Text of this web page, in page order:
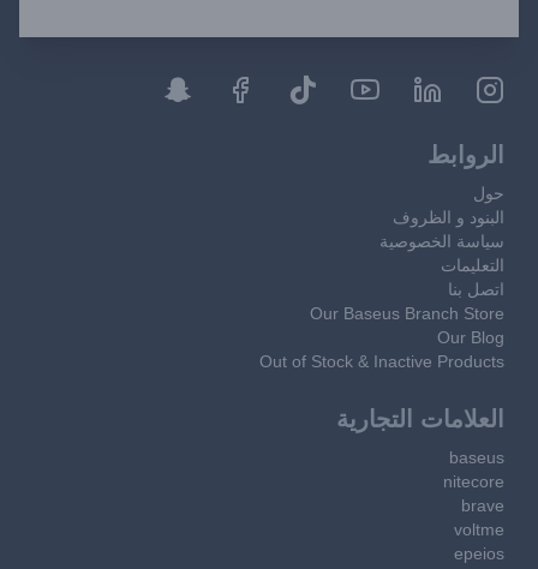
الروابط
حول
البنود و الظروف
سياسة الخصوصية
التعليمات
اتصل بنا
Our Baseus Branch Store
Our Blog
Out of Stock & Inactive Products
العلامات التجارية
baseus
nitecore
brave
voltme
epeios